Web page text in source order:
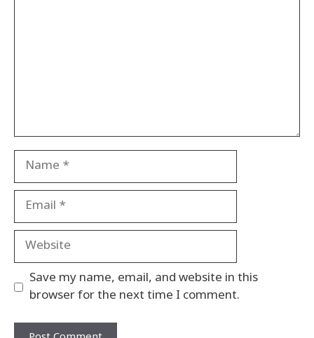
Name
Email
Website
Save my name, email, and website in this
browser for the next time I comment.